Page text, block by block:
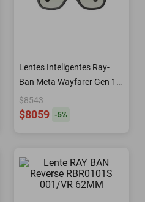
Lentes Inteligentes Ray-
Ban Meta Wayfarer Gen 1
Negro Mate
$8543
$8059 -5%